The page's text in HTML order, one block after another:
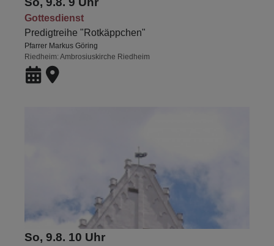
Gottesdienst
Predigtreihe "Rotkäppchen"
Pfarrer Markus Göring
Riedheim Ambrosiuskirche Riedheim
So, 9.8. 10 Uhr